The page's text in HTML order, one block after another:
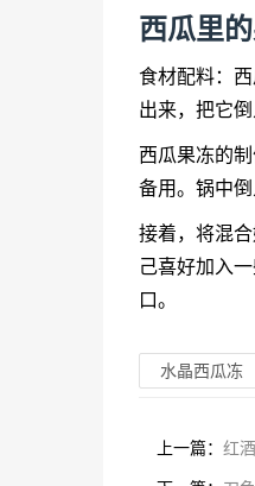
西瓜里
食材配料：
出来，把它
西瓜果冻的
备用。锅中
接着，将混
己喜好加入
口。
水晶西瓜冻
上一篇： 红